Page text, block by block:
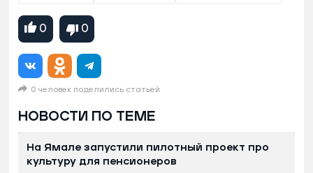
0 0
0 человек поделились статьей
НОВОСТИ ПО ТЕМЕ
На Ямале запустили пилотный проект про
культуру для пенсионеров